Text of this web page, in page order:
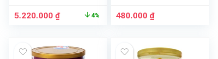
5.220.000 ₫ 4% 480.000 ₫